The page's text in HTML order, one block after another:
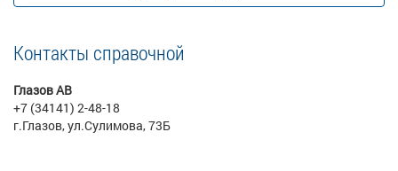
Контакты справочной
Глазов АВ
+7 (34141) 2-48-18
г.Глазов, ул.Сулимова, 73Б